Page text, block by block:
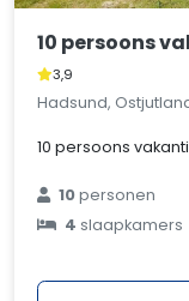
10 persoons
3,9
Hadsund,
10 persoons
10personen
4slaapkamers